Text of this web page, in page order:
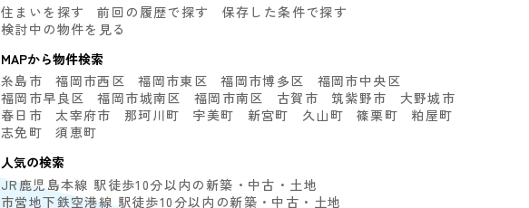
住まいを探す
前回の履歴で探す
保存した条件で探す
検討中の物件を見る
MAPから物件検索
糸島市
福岡市西区 福岡市東区 福岡市博多区
福岡市中央区
福岡市早良区
福岡市城南区 福岡市南区 古賀市 筑紫野市
大野城市
春日市
太宰府市 那珂川町 宇美町 新宮町 久山町 篠栗町
粕屋町
志免町
須恵町
人気の検索
JR鹿児島本線 駅徒歩10分以内の新築・中古・土地
市営地下鉄空港線 駅徒歩10分以内の新築・中古・土地